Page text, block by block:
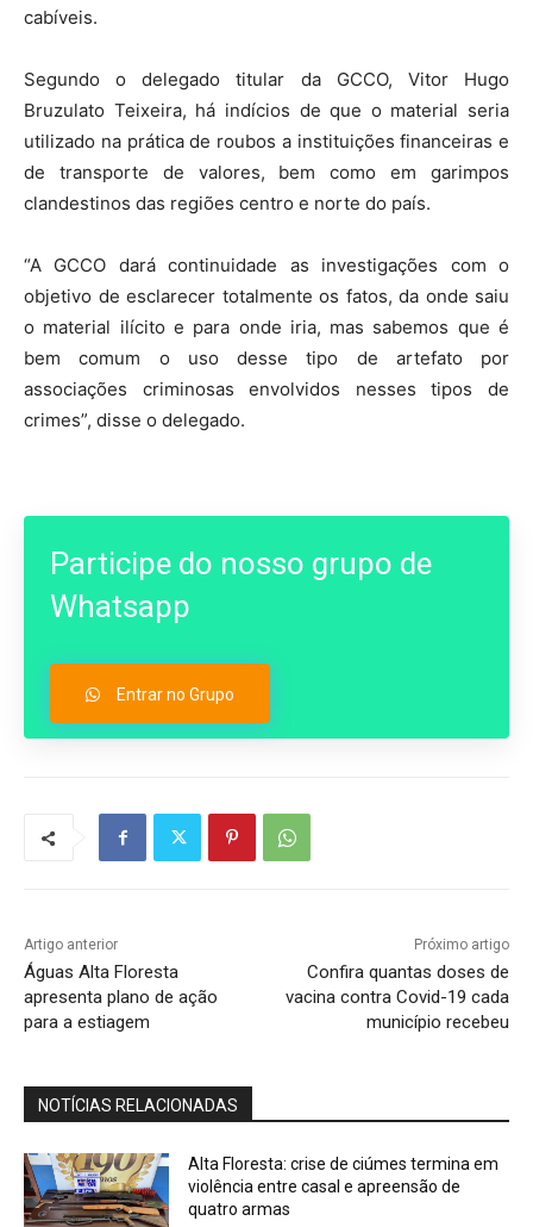
cabíveis.
Segundo o delegado titular da GCCO, Vitor Hugo
Bruzulato Teixeira, há indícios de que o material seria
utilizado na prática de roubos a instituições financeiras e
de transporte de valores, bem como em garimpos
clandestinos das regiões centro e norte do país.
“A GCCO dará continuidade as investigações com o
objetivo de esclarecer totalmente os fatos, da onde saiu
o material ilícito e para onde iria, mas sabemos que é
bem comum o uso desse tipo de artefato por
associações criminosas envolvidos nesses tipos de
crimes”, disse o delegado.
Participe do nosso grupo de
Whatsapp
Entrar no Grupo
Artigo anterior
Águas Alta Floresta
apresenta plano de ação
para a estiagem
Próximo artigo
Confira quantas doses de
vacina contra Covid-19 cada
município recebeu
NOTÍCIAS RELACIONADAS
Alta Floresta: crise de ciúmes termina em
violência entre casal e apreensão de
quatro armas